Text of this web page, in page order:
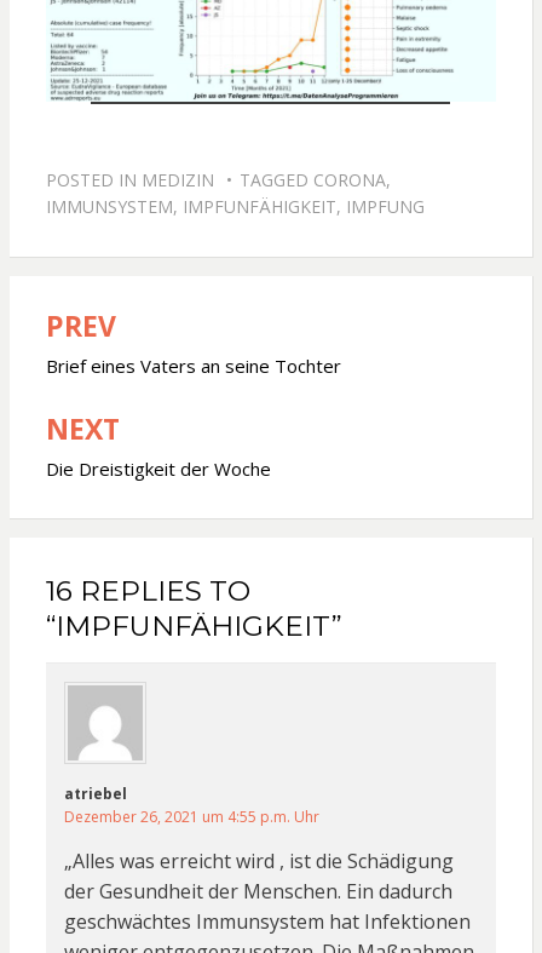
POSTED IN MEDIZIN TAGGED CORONA,
IMMUNSYSTEM, IMPFUNFÄHIGKEIT, IMPFUNG
Beitragsnavigation
PREV
Brief eines Vaters an seine Tochter
NEXT
Die Dreistigkeit der Woche
16 REPLIES TO
“IMPFUNFÄHIGKEIT”
atriebel
Dezember 26, 2021 um 4:55 p.m. Uhr
„Alles was erreicht wird , ist die Schädigung
der Gesundheit der Menschen. Ein dadurch
geschwächtes Immunsystem hat Infektionen